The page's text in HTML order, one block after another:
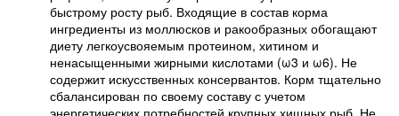
быстрому росту рыб. Входящие в состав корма
ингредиенты из моллюсков и ракообразных обогащают
диету легкоусвояемым протеином, хитином и
ненасыщенными жирными кислотами (ω3 и ω6). Не
содержит искусственных консервантов. Корм тщательно
сбалансирован по своему составу с учетом
энергетических потребностей крупных хищных рыб. Не